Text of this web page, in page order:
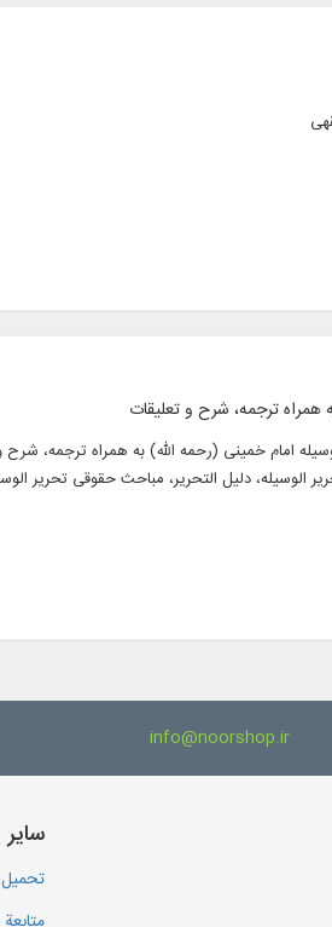
همراه ترجمه، شرح و تعلیقات
تحریر الوسیله امام خمینی (رحمه الله) به همراه
الوسیله، دلیل التحریر، مباحث حقوقی تحریر
info@noorshop.ir
سایر